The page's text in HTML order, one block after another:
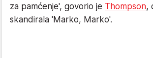
za pamćenje', govorio je Thompson,
skandirala 'Marko, Marko'.